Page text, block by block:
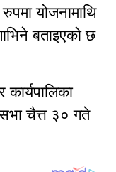
योजनामाथि
बताइएको छ
चैत्त ३० गते